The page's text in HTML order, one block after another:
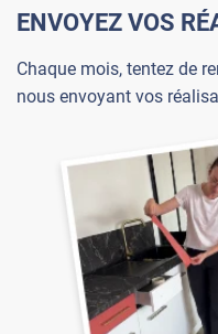
ENVOYEZ VOS
Chaque mois, tentez de
nous envoyant vos